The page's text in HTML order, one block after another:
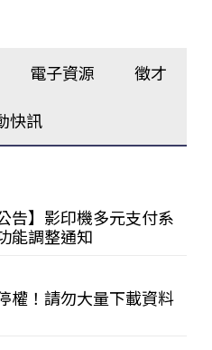
電子資源 徵才
快訊
告】影印機多元支付系
能調整通知
權！請勿大量下載資料